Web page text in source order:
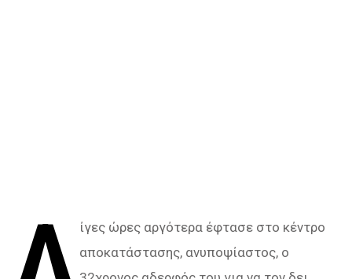
Λ ίγες ώρες αργότερα έφτασε στο κέντρο
αποκατάστασης, ανυποψίαστος, ο